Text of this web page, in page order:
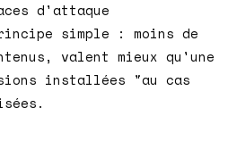
d'attaque
simple : moins de
valent mieux qu'une
installées "au cas